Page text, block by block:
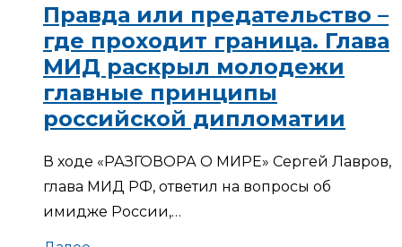
Правда или предательство –
где проходит граница. Глава
МИД раскрыл молодежи
главные принципы
российской дипломатии
В ходе «РАЗГОВОРА О МИРЕ» Сергей Лавров,
глава МИД РФ, ответил на вопросы об
имидже России,…